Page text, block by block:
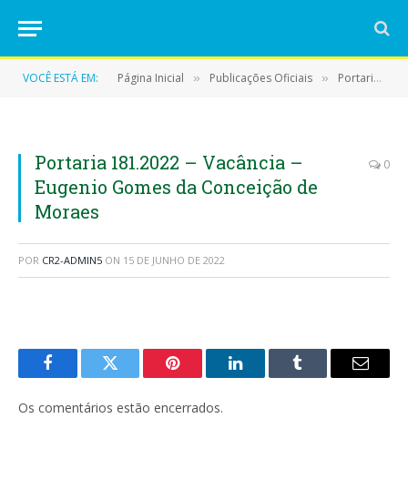
VOCÊ ESTÁ EM: Página Inicial » Publicações Oficiais » Portarias
Portaria 181.2022 – Vacância –
Eugenio Gomes da Conceição de
Moraes
0
POR CR2-ADMIN5 ON 15 DE JUNHO DE 2022
FacebookTwitter Pinterest LinkedInTumblr
E-
Os comentários estão encerrados.